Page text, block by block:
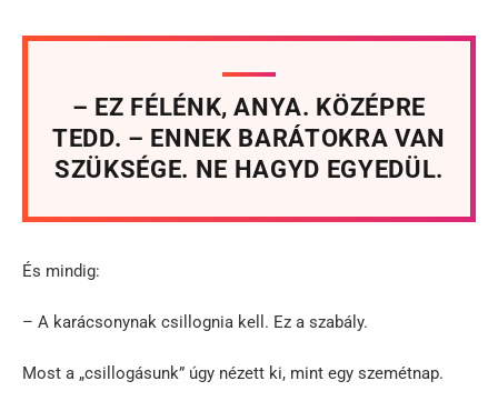
– EZ FÉLÉNK, ANYA. KÖZÉPRE
TEDD. – ENNEK BARÁTOKRA VAN
SZÜKSÉGE. NE HAGYD EGYEDÜL.
És mindig:
– A karácsonynak csillognia kell. Ez a szabály.
Most a „csillogásunk” úgy nézett ki, mint egy szemétnap.